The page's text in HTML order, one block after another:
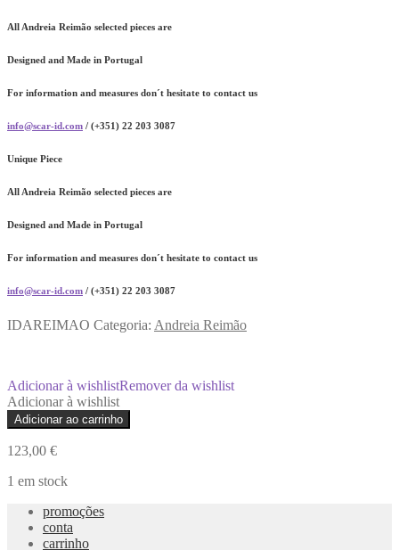
All Andreia Reimão selected pieces are
Designed and Made in Portugal
For information and measures don´t hesitate to contact us
info@scar-id.com / (+351) 22 203 3087
Unique Piece
All Andreia Reimão selected pieces are
Designed and Made in Portugal
For information and measures don´t hesitate to contact us
info@scar-id.com / (+351) 22 203 3087
IDAREIMAO Categoria: Andreia Reimão
Adicionar à wishlistRemover da wishlist
Adicionar à wishlist
Quantidade
de
Colete
Adicionar ao carrinho
123,00 €
1 em stock
promoções
conta
carrinho